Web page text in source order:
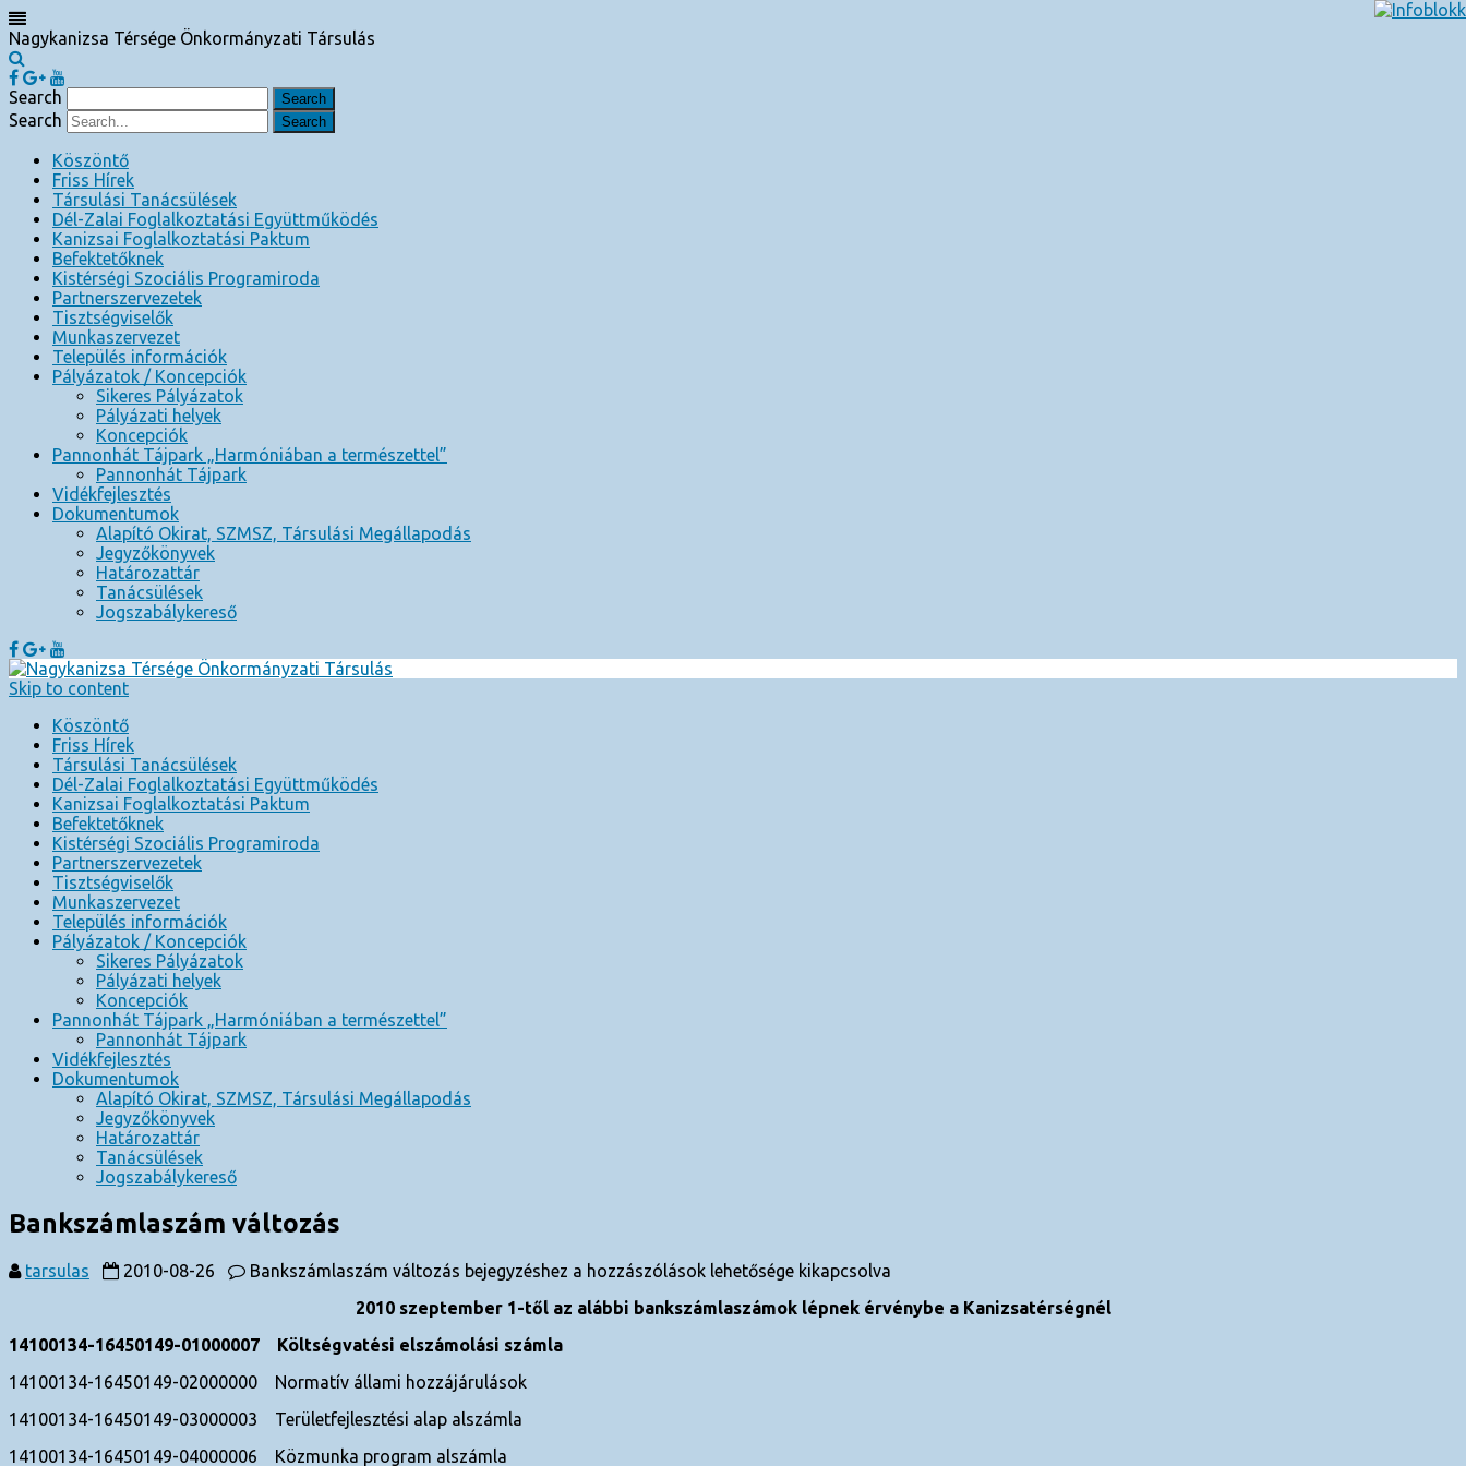
Nagykanizsa Térsége Önkormányzati Társulás
Search
Search
Köszöntő
Friss Hírek
Társulási Tanácsülések
Dél-Zalai Foglalkoztatási Együttműködés
Kanizsai Foglalkoztatási Paktum
Befektetőknek
Kistérségi Szociális Programiroda
Partnerszervezetek
Tisztségviselők
Munkaszervezet
Település információk
Pályázatok / Koncepciók
Sikeres Pályázatok
Pályázati helyek
Koncepciók
Pannonhát Tájpark „Harmóniában a természettel”
Pannonhát Tájpark
Vidékfejlesztés
Dokumentumok
Alapító Okirat, SZMSZ, Társulási Megállapodás
Jegyzőkönyvek
Határozattár
Tanácsülések
Jogszabálykereső
Skip to content
Köszöntő
Friss Hírek
Társulási Tanácsülések
Dél-Zalai Foglalkoztatási Együttműködés
Kanizsai Foglalkoztatási Paktum
Befektetőknek
Kistérségi Szociális Programiroda
Partnerszervezetek
Tisztségviselők
Munkaszervezet
Település információk
Pályázatok / Koncepciók
Sikeres Pályázatok
Pályázati helyek
Koncepciók
Pannonhát Tájpark „Harmóniában a természettel”
Pannonhát Tájpark
Vidékfejlesztés
Dokumentumok
Alapító Okirat, SZMSZ, Társulási Megállapodás
Jegyzőkönyvek
Határozattár
Tanácsülések
Jogszabálykereső
Bankszámlaszám változás
tarsulas 2010-08-26 Bankszámlaszám változás bejegyzéshez a hozzászólások lehetősége kikapcsolva
2010 szeptember 1-től az alábbi bankszámlaszámok lépnek érvénybe a Kanizsatérségnél
14100134-16450149-01000007 Költségvatési elszámolási számla
14100134-16450149-02000000 Normatív állami hozzájárulások
14100134-16450149-03000003 Területfejlesztési alap alszámla
14100134-16450149-04000006 Közmunka program alszámla